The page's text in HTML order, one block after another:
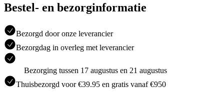
Bestel- en bezorginformatie
Bezorgd door onze leverancier
Bezorgdag in overleg met leverancier
Bezorging tussen 17 augustus en 21 augustus
Thuisbezorgd voor €39.95 en gratis vanaf €950